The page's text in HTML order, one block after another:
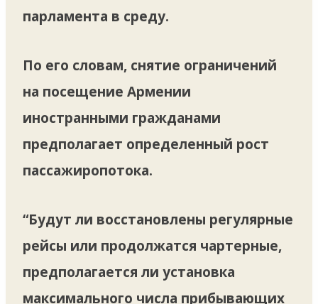
парламента в среду.
По его словам, снятие ограничений
на посещение Армении
иностранными гражданами
предполагает определенный рост
пассажиропотока.
“Будут ли восстановлены регулярные
рейсы или продолжатся чартерные,
предполагается ли установка
максимального числа прибывающих